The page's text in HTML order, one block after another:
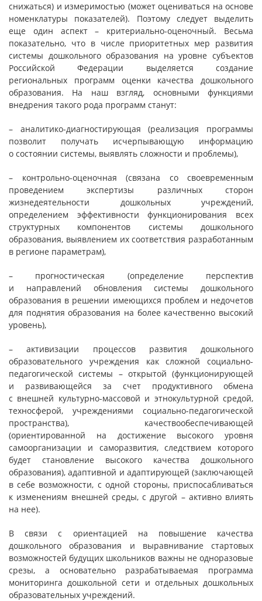
снижаться) и измеримостью (может оцениваться на основе
номенклатуры показателей). Поэтому следует выделить
еще один аспект – критериально-оценочный. Весьма
показательно, что в числе приоритетных мер развития
системы дошкольного образования на уровне субъектов
Российской Федерации выделяется создание
региональных программ оценки качества дошкольного
образования. На наш взгляд, основными функциями
внедрения такого рода программ станут:
– аналитико-диагностирующая (реализация программы
позволит получать исчерпывающую информацию
о состоянии системы, выявлять сложности и проблемы),
– контрольно-оценочная (связана со своевременным
проведением экспертизы различных сторон
жизнедеятельности дошкольных учреждений,
определением эффективности функционирования всех
структурных компонентов системы дошкольного
образования, выявлением их соответствия разработанным
в регионе параметрам),
– прогностическая (определение перспектив
и направлений обновления системы дошкольного
образования в решении имеющихся проблем и недочетов
для поднятия образования на более качественно высокий
уровень),
– активизации процессов развития дошкольного
образовательного учреждения как сложной социально-
педагогической системы – открытой (функционирующей
и развивающейся за счет продуктивного обмена
с внешней культурно-массовой и этнокультурной средой,
техносферой, учреждениями социально-педагогической
пространства), качествообеспечивающей
(ориентированной на достижение высокого уровня
самоорганизации и саморазвития, следствием которого
будет становление высокого качества дошкольного
образования), адаптивной и адаптирующей (заключающей
в себе возможности, с одной стороны, приспосабливаться
к изменениям внешней среды, с другой – активно влиять
на нее).
В связи с ориентацией на повышение качества
дошкольного образования и выравнивание стартовых
возможностей будущих школьников важны не одноразовые
срезы, а основательно разрабатываемая программа
мониторинга дошкольной сети и отдельных дошкольных
образовательных учреждений.